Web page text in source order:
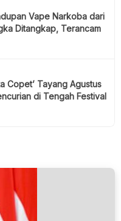
Vape Narkoba dari
Ditangkap, Terancam
Copet’ Tayang Agustus
di Tengah Festival